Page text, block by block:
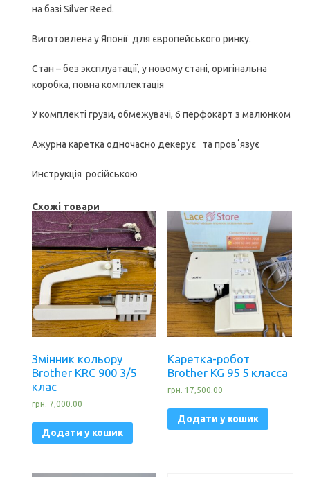
на базі Silver Reed.
Виготовлена у Японії для європейського ринку.
Стан – без эксплуатації, у новому стані, оригінальна
коробка, повна комплектація
У комплекті грузи, обмежувачі, 6 перфокарт з малюнком
Ажурна каретка одночасно декерує та провʼязує
Инструкція російською
Схожі товари
Змінник кольору
Brother KRC 900 3/5
клас
грн. 7,000.00
Додати у кошик
Каретка-робот
Brother KG 95 5 класса
грн. 17,500.00
Додати у кошик